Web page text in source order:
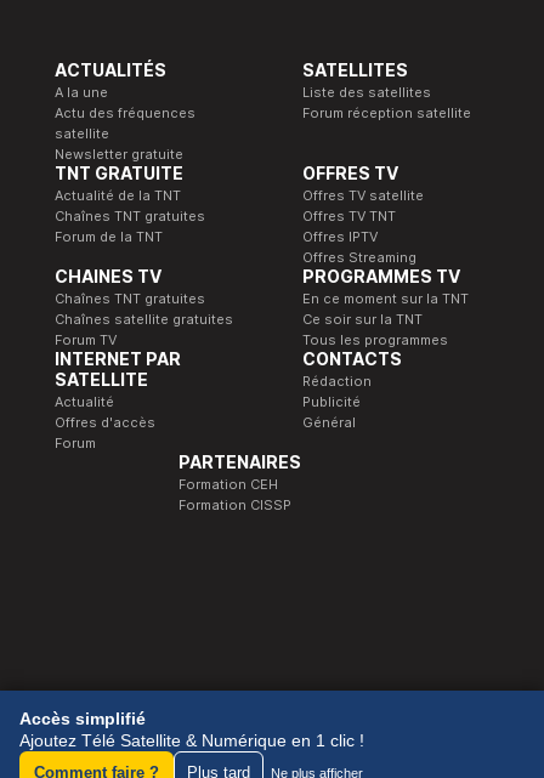
ACTUALITÉS
A la une
Actu des fréquences
satellite
Newsletter gratuite
SATELLITES
Liste des satellites
Forum réception satellite
TNT GRATUITE
Actualité de la TNT
Chaînes TNT gratuites
Forum de la TNT
OFFRES TV
Offres TV satellite
Offres TV TNT
Offres IPTV
Offres Streaming
CHAINES TV
Chaînes TNT gratuites
Chaînes satellite gratuites
Forum TV
PROGRAMMES TV
En ce moment sur la TNT
Ce soir sur la TNT
Tous les programmes
INTERNET PAR
SATELLITE
Actualité
Offres d'accès
Forum
CONTACTS
Rédaction
Publicité
Général
PARTENAIRES
Formation CEH
Formation CISSP
© 1989-2026 Télé Satellite et Numérique.
Accès simplifié
Ajoutez Télé Satellite & Numérique en 1 clic !
Comment faire ? Plus tard Ne plus afficher